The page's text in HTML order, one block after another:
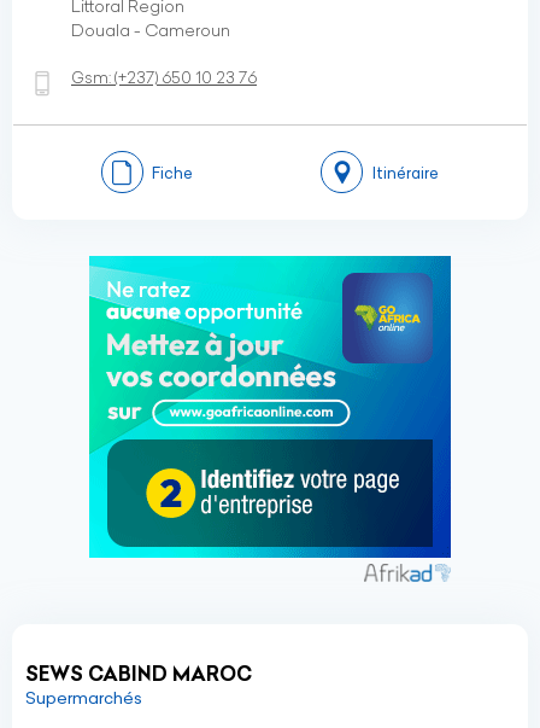
Littoral Region
Douala - Cameroun
Gsm:(+237) 650 10 23 76
Fiche Itinéraire
SEWS CABIND MAROC
Supermarchés